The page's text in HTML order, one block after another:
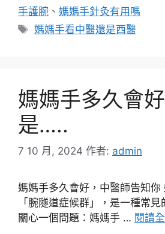
手護腕 、 媽媽手針灸有用嗎
標
媽媽手看中醫還是西醫
媽媽手多久會
是…..
7 10 月, 2024 作者: admin
媽媽手多久會好，中醫師告知你
「腕隧道症候群」，是一種常
關心一個問題：媽媽手 … 閱讀